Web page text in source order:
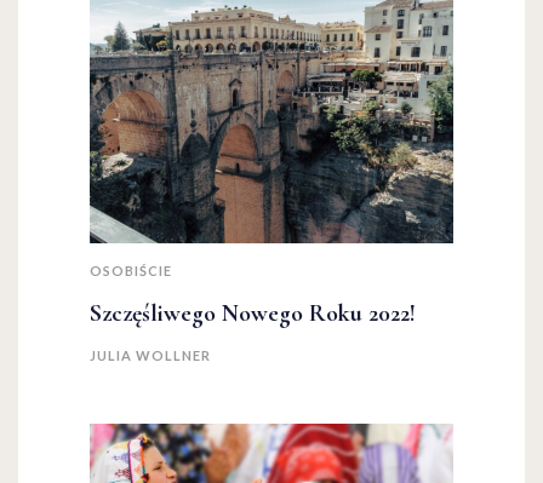
OSOBIŚCIE
Szczęśliwego Nowego Roku 2022!
JULIA WOLLNER